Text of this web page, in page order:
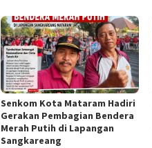
Senkom Kota Mataram Hadiri
Gerakan Pembagian Bendera
Merah Putih di Lapangan
Sangkareang